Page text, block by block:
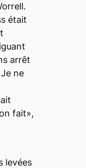
était
arrêt
ne
fait»,
levées